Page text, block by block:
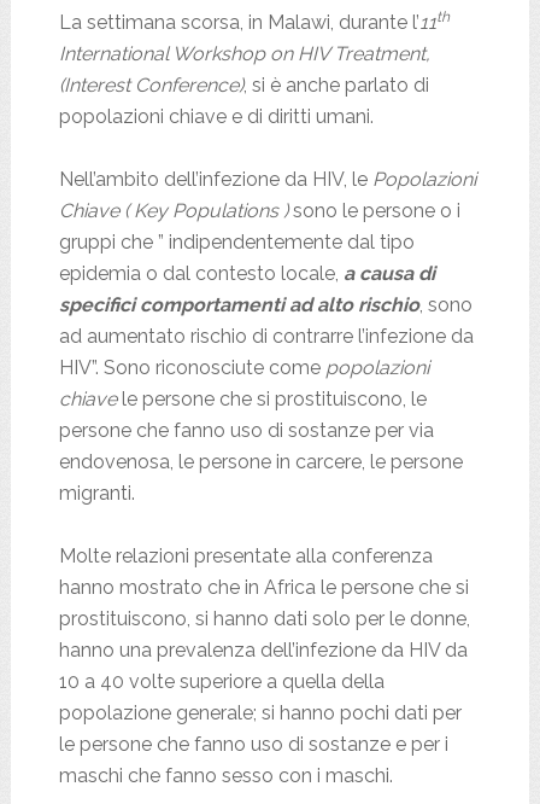
La settimana scorsa, in Malawi, durante l’11th
International Workshop on HIV Treatment,
(Interest Conference), si è anche parlato di
popolazioni chiave e di diritti umani.
Nell’ambito dell’infezione da HIV, le Popolazioni
Chiave ( Key Populations )sono le persone o i
gruppi che ” indipendentemente dal tipo
epidemia o dal contesto locale, a causa di
specifici comportamenti ad alto rischio, sono
ad aumentato rischio di contrarre l’infezione da
HIV”. Sono riconosciute come popolazioni
chiavele persone che si prostituiscono, le
persone che fanno uso di sostanze per via
endovenosa, le persone in carcere, le persone
migranti.
Molte relazioni presentate alla conferenza
hanno mostrato che in Africa le persone che si
prostituiscono, si hanno dati solo per le donne,
hanno una prevalenza dell’infezione da HIV da
10 a 40 volte superiore a quella della
popolazione generale; si hanno pochi dati per
le persone che fanno uso di sostanze e per i
maschi che fanno sesso con i maschi.